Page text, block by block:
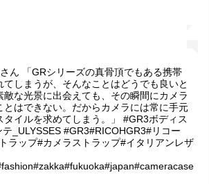
ん 「GRシリーズの真骨頂でもある携帯
しまうが、そんなことはどうでも良いと
な光景に出会えても、その瞬間にカメラ
はできない。だからカメラには常に手元
イルを求めてしまう。」 #GR3ボディス
_ULYSSES #GR3#RICOHGR3#リコー
ラップ#カメラストラップ#イタリアンレザ